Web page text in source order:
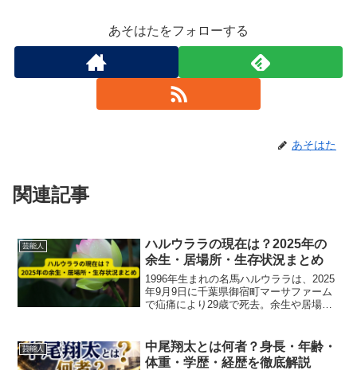
あそはたをフォローする
あそはた
関連記事
芸能人
ハルウララの現在は？2025年の
余生・居場所・生存状況まとめ
1996年生まれの名馬ハルウララは、2025
年9月9日に千葉県御宿町マーサファーム
で疝痛により29歳で死去。余生や居場
芸能人
中尾翔太とは何者？身長・年齢・
体重・学歴・経歴を徹底解説